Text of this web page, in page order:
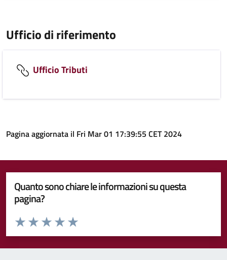
Ufficio di riferimento
Ufficio Tributi
Pagina aggiornata il Fri Mar 01 17:39:55 CET 2024
Quanto sono chiare le informazioni su questa
pagina?
Valuta da 1 a 5 stelle la pagina
Valuta 5 stelle su 5
Valuta 4 stelle su 5
Valuta 3 stelle su 5
Valuta 2 stelle su 5
Valuta 1 stelle su 5